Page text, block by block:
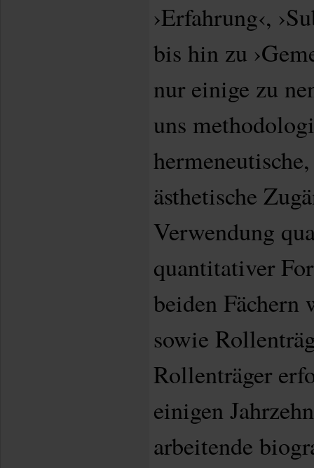
›Erfahrung‹,
bis hin zu
nur einige zu
uns
ästhetische
Verwendung
quantitativer
beiden Fächern
sowie
Rollenträger
einigen
arbeitende